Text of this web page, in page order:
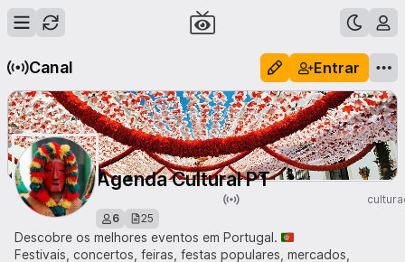
Canal Entrar
Agenda Cultural PT
6
25
Descobre os melhores eventos em Portugal. 🇵🇹
Festivais, concertos, feiras, festas populares, mercados,